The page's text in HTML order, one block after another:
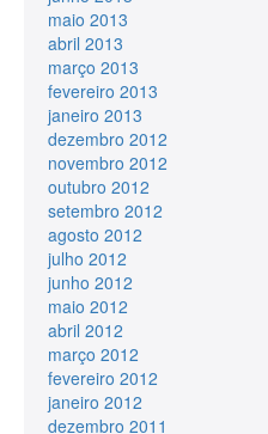
maio 2013
abril 2013
março 2013
fevereiro 2013
janeiro 2013
dezembro 2012
novembro 2012
outubro 2012
setembro 2012
agosto 2012
julho 2012
junho 2012
maio 2012
abril 2012
março 2012
fevereiro 2012
janeiro 2012
dezembro 2011